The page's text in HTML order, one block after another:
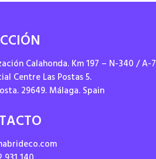
Calahonda. Km 197 – N-340 / A-7
Centre Las Postas 5.
29649. Málaga. Spain